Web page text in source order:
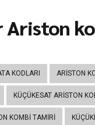
KODLARI ARISTON
KÜÇÜKESAT ARISTON
KOMBI TAMIRI